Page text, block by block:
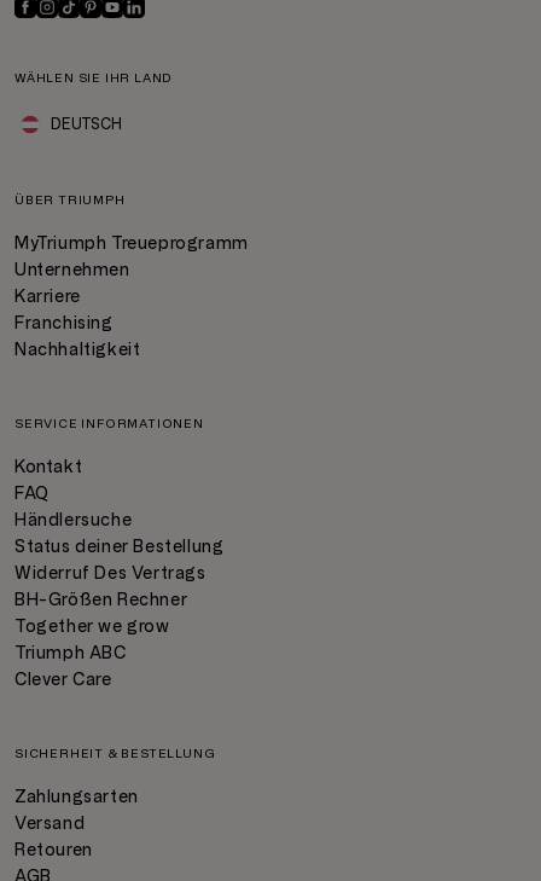
WÄHLEN SIE IHR LAND
DEUTSCH
ÜBER TRIUMPH
MyTriumph Treueprogramm
Unternehmen
Karriere
Franchising
Nachhaltigkeit
SERVICE INFORMATIONEN
Kontakt
FAQ
Händlersuche
Status deiner Bestellung
Widerruf Des Vertrags
BH-Größen Rechner
Together we grow
Triumph ABC
Clever Care
SICHERHEIT & BESTELLUNG
Zahlungsarten
Versand
Retouren
AGB